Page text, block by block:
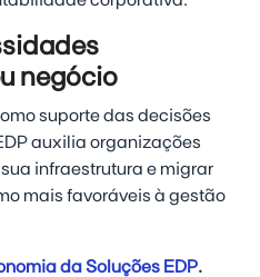
negócio
suporte das decisões
auxilia organizações
infraestrutura e migrar
mais favoráveis à gestão
da Soluções EDP.